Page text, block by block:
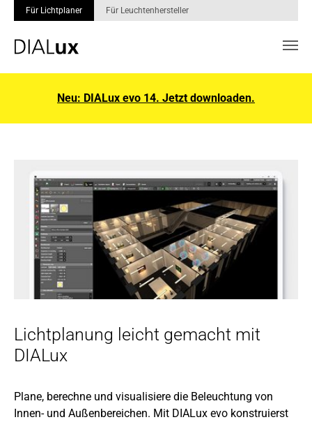
Für Lichtplaner Für Leuchtenhersteller
Neu: DIALux evo 14. Jetzt downloaden.
Lichtplanung leicht gemacht mit
DIALux
Plane, berechne und visualisiere die Beleuchtung von
Innen- und Außenbereichen. Mit DIALux evo konstruierst